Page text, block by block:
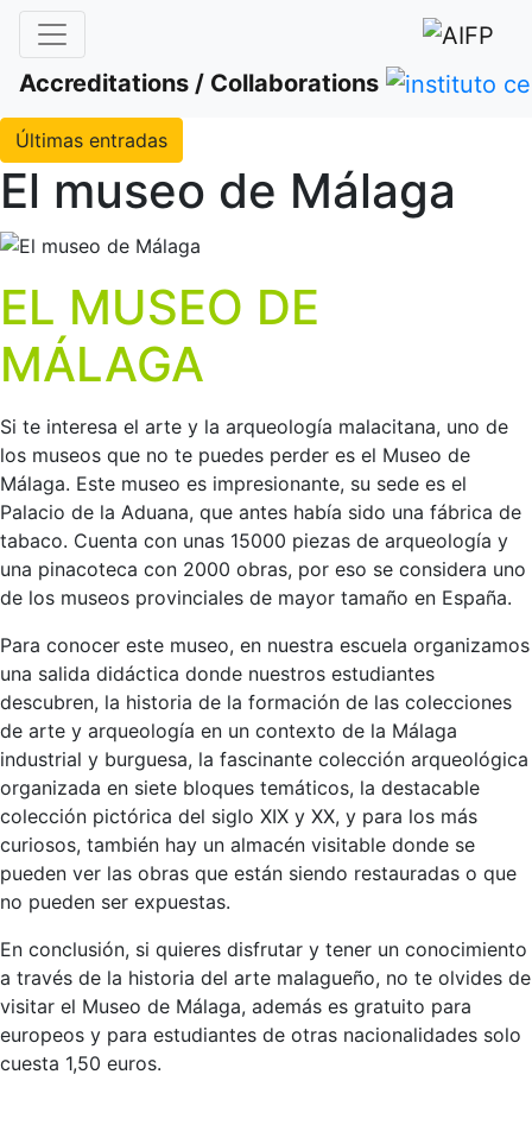
Accreditations / Collaborations
Últimas entradas
El museo de Málaga
EL MUSEO DE
MÁLAGA
Si te interesa el arte y la arqueología malacitana, uno de
los museos que no te puedes perder es el Museo de
Málaga. Este museo es impresionante, su sede es el
Palacio de la Aduana, que antes había sido una fábrica de
tabaco. Cuenta con unas 15000 piezas de arqueología y
una pinacoteca con 2000 obras, por eso se considera uno
de los museos provinciales de mayor tamaño en España.
Para conocer este museo, en nuestra escuela organizamos
una salida didáctica donde nuestros estudiantes
descubren, la historia de la formación de las colecciones
de arte y arqueología en un contexto de la Málaga
industrial y burguesa, la fascinante colección arqueológica
organizada en siete bloques temáticos, la destacable
colección pictórica del siglo XIX y XX, y para los más
curiosos, también hay un almacén visitable donde se
pueden ver las obras que están siendo restauradas o que
no pueden ser expuestas.
En conclusión, si quieres disfrutar y tener un conocimiento
a través de la historia del arte malagueño, no te olvides de
visitar el Museo de Málaga, además es gratuito para
europeos y para estudiantes de otras nacionalidades solo
cuesta 1,50 euros.